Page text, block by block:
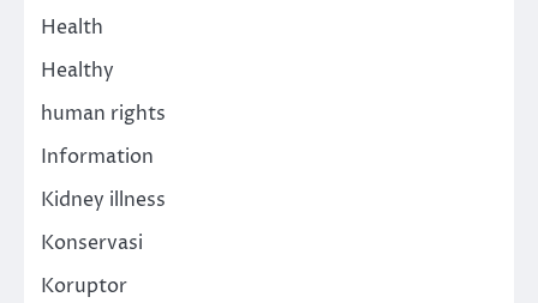
Health
Healthy
human rights
Information
Kidney illness
Konservasi
Koruptor